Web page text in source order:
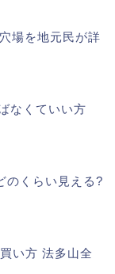
場を地元民が詳
なくていい方
のくらい見える?
い方 法多山全